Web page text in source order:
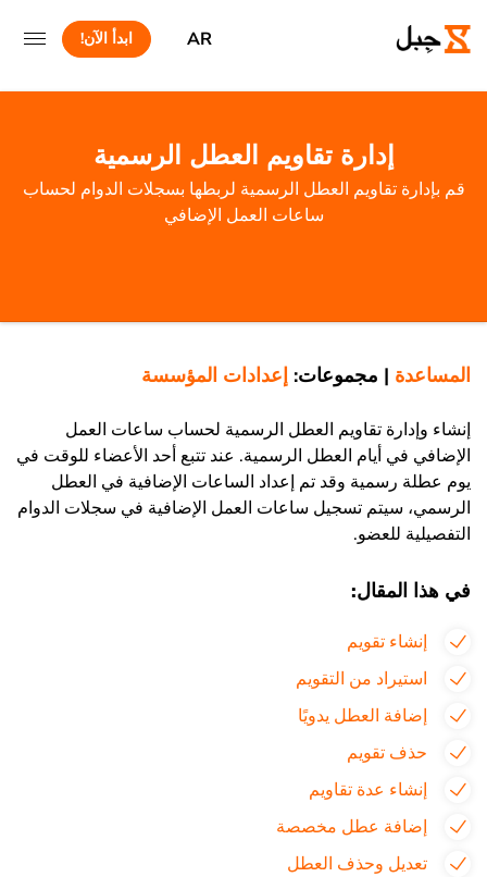
AR ابدأ الآن!
إدارة تقاويم العطل الرسمية
قم بإدارة تقاويم العطل الرسمية لربطها بسجلات الدوام لحساب
ساعات العمل الإضافي
المساعدة | مجموعات: إعدادات المؤسسة
إنشاء وإدارة تقاويم العطل الرسمية لحساب ساعات العمل
الإضافي في أيام العطل الرسمية. عند تتبع أحد الأعضاء للوقت في
يوم عطلة رسمية وقد تم إعداد الساعات الإضافية في العطل
الرسمي، سيتم تسجيل ساعات العمل الإضافية في سجلات الدوام
التفصيلية للعضو.
في هذا المقال:
إنشاء تقويم
استيراد من التقويم
إضافة العطل يدويًا
حذف تقويم
إنشاء عدة تقاويم
إضافة عطل مخصصة
تعديل وحذف العطل